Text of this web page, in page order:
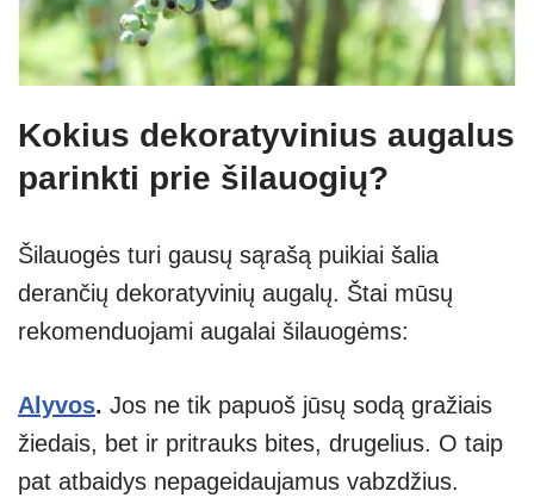
Kokius dekoratyvinius augalus
parinkti prie šilauogių?
Šilauogės turi gausų sąrašą puikiai šalia
derančių dekoratyvinių augalų. Štai mūsų
rekomenduojami augalai šilauogėms:
Alyvos. Jos ne tik papuoš jūsų sodą gražiais
žiedais, bet ir pritrauks bites, drugelius. O taip
pat atbaidys nepageidaujamus vabzdžius.